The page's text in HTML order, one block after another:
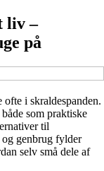
liv –
på
i skraldespanden.
som praktiske
til
genbrug fylder
selv små dele af